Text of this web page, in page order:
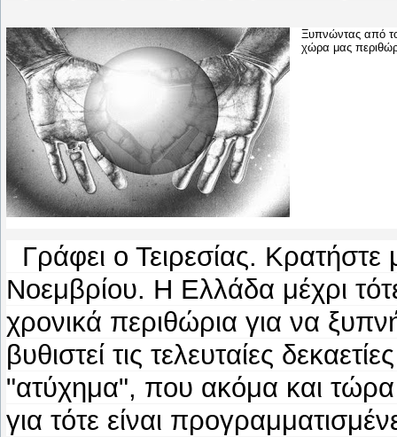
Ξυπνώντας από
χώρα μας
Γράφει ο Τειρεσίας.
Νοεμβρίου. Η Ελλάδα μέχρι
χρονικά περιθώρια για να
βυθιστεί τις τελευταίες
"ατύχημα", που ακόμα και
για τότε είναι